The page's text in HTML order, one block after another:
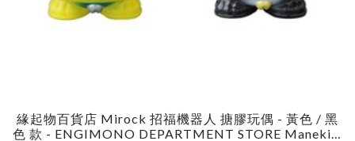
緣起物百貨店 Mirock 招福機器人 搪膠玩偶 - 黃色 / 黑
色 款 - ENGIMONO DEPARTMENT STORE Manekim